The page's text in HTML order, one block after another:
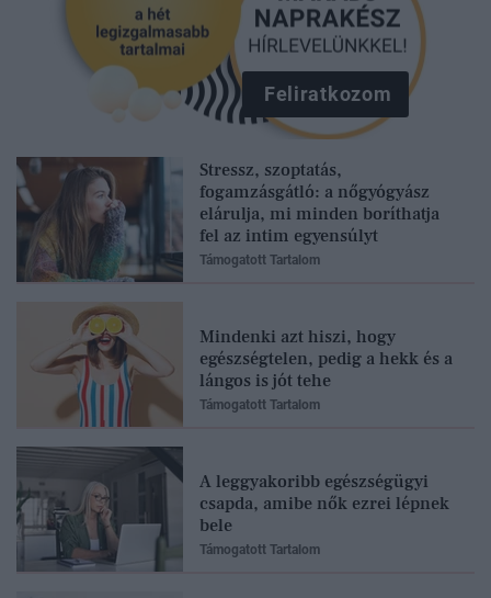
Feliratkozom
Stressz, szoptatás,
fogamzásgátló: a nőgyógyász
elárulja, mi minden boríthatja
fel az intim egyensúlyt
Támogatott Tartalom
Mindenki azt hiszi, hogy
egészségtelen, pedig a hekk és a
lángos is jót tehe
Támogatott Tartalom
A leggyakoribb egészségügyi
csapda, amibe nők ezrei lépnek
bele
Támogatott Tartalom